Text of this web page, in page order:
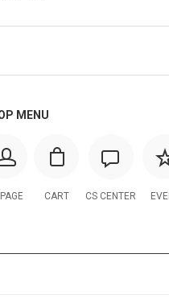
MENU
CART CS CENTER